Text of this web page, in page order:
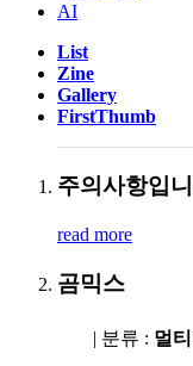
AI
List
Zine
Gallery
FirstThumb
주의사항입
read more
곰믹스
| 분류 : 멀